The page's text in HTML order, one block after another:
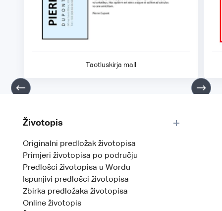
Taotluskirja mall
Životopis
Originalni predložak životopisa
Primjeri životopisa po području
Predlošci životopisa u Wordu
Ispunjivi predlošci životopisa
Zbirka predložaka životopisa
Online životopis